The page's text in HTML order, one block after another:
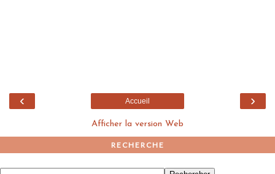
‹ ›
Accueil
Afficher la version Web
RECHERCHE